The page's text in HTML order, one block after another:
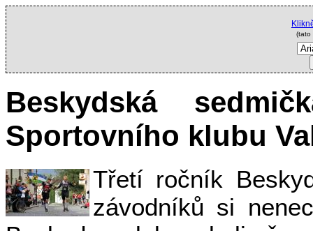
(tato
Beskydská
Sportovního klubu
Třetí ročník
závodníků si